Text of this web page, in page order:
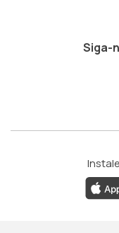
Siga-